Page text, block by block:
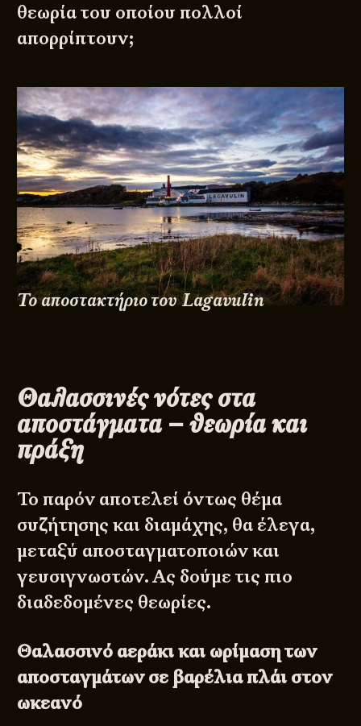
θεωρία του οποίου πολλοί
απορρίπτουν;
Το αποστακτήριο του Lagavulin
Θαλασσινές νότες στα
αποστάγματα – θεωρία και
πράξη
Το παρόν αποτελεί όντως θέμα
συζήτησης και διαμάχης, θα έλεγα,
μεταξύ αποσταγματοποιών και
γευσιγνωστών. Ας δούμε τις πιο
διαδεδομένες θεωρίες.
Θαλασσινό αεράκι και ωρίμαση των
αποσταγμάτων σε βαρέλια πλάι στον
ωκεανό